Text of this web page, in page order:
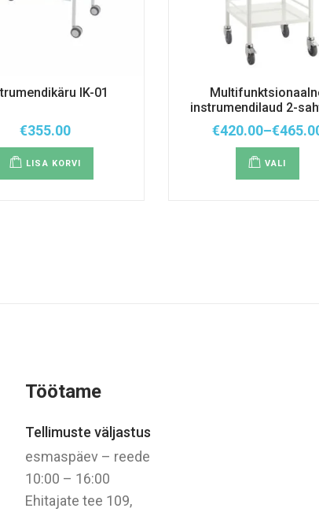
IK-01
€355.00
LISA KORVI
instrumendilaud 2-
€420.00–€
€420.00
kuni
€465.00
VALI
mitu
Töötame
Tellimuste väljastus
esmaspäev – reede
10:00 – 16:00
Ehitajate tee 109,